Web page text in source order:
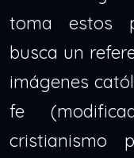
toma estos
busca un
imágenes
fe
cristianismo